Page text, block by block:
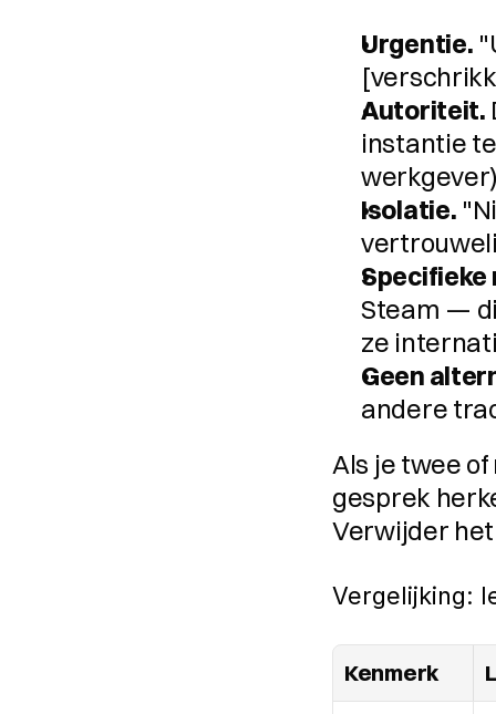
Urgentie.
Autoriteit.
instantie
Isolatie.
Specifieke
Steam —
ze
Geen
andere
Als je twee
gesprek
Verwijder
Vergelijking:
Kenmerk